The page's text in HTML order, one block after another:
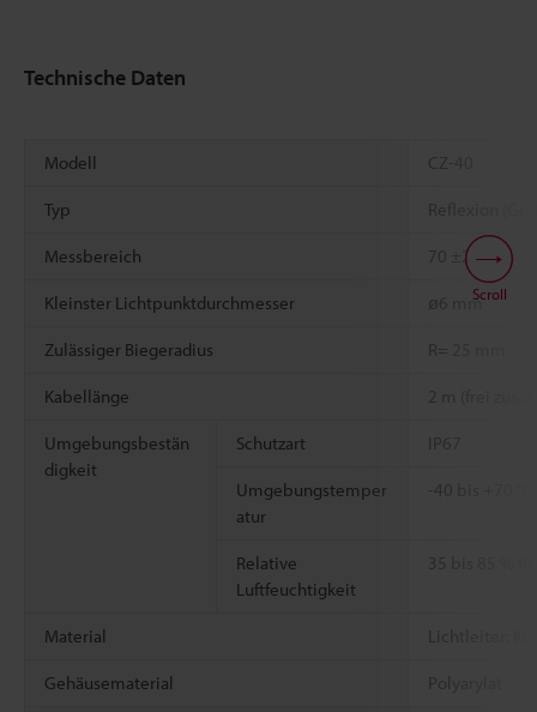
Technische Daten
Modell CZ-40
Typ Reflexion
Messbereich 70 ±20 mm
Kleinster Lichtpunktdurchmesser ø6 mm
Zulässiger Biegeradius R= 25 mm
Kabellänge 2 m (frei
Umgebungsbestän
digkeit
Schutzart IP67
Umgebungstemper
atur
-40 bis +70
Relative
Luftfeuchtigkeit
35 bis 85 %
Material Lichtleiter:
Gehäusematerial Polyarylat
Scroll